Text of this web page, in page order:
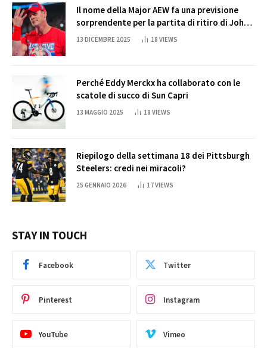
Il nome della Major AEW fa una previsione
sorprendente per la partita di ritiro di John
Cena
13 DICEMBRE 2025 18 VIEWS
Perché Eddy Merckx ha collaborato con le
scatole di succo di Sun Capri
13 MAGGIO 2025 18 VIEWS
Riepilogo della settimana 18 dei Pittsburgh
Steelers: credi nei miracoli?
25 GENNAIO 2026 17VIEWS
STAY IN TOUCH
Facebook Twitter
Pinterest Instagram
YouTube Vimeo